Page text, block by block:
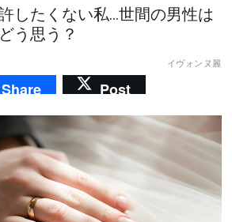
したくない私…世間の男性は
う思う？
イヴォンヌ麗
Share Post